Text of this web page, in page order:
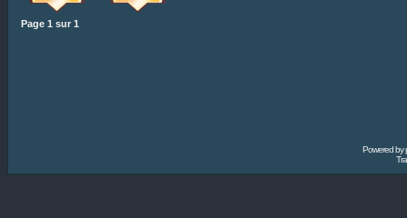
Page 1 sur 1
Powered by